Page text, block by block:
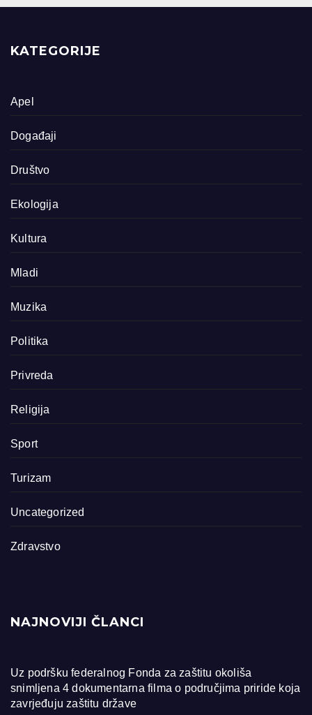
KATEGORIJE
Apel
Događaji
Društvo
Ekologija
Kultura
Mladi
Muzika
Politika
Privreda
Religija
Sport
Turizam
Uncategorized
Zdravstvo
NAJNOVIJI ČLANCI
Uz podršku federalnog Fonda za zaštitu okoliša
snimljena 4 dokumentarna filma o područjima priride koja
zavrjeđuju zaštitu države